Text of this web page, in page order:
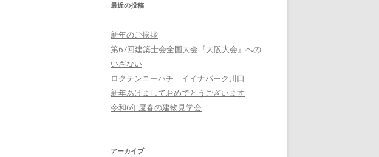
最近の投稿
新年のご挨拶
第67回建築士会全国大会『大阪大会』への
いざない
ロクテンニーハチ イイナパーク川口
新年あけましておめでとうございます
令和6年度春の建物見学会
アーカイブ